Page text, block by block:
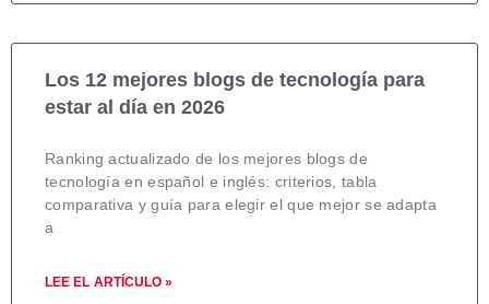
Los 12 mejores blogs de tecnología para
estar al día en 2026
Ranking actualizado de los mejores blogs de
tecnología en español e inglés: criterios, tabla
comparativa y guía para elegir el que mejor se adapta
a
LEE EL ARTÍCULO »